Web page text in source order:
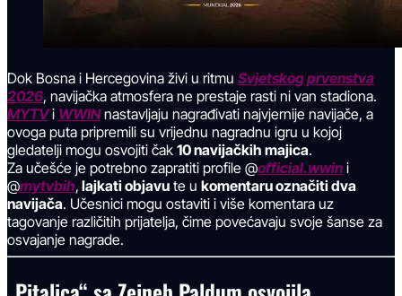
Dok Bosna i Hercegovina živi u ritmu Svjetskog prvenstva
2026, navijačka atmosfera ne prestaje rasti ni van stadiona.
MYTVi WWINnastavljaju nagrađivati najvjernije navijače, a
ovoga puta pripremili su vrijednu nagradnu igru u kojoj
gledatelji mogu osvojiti čak 10 navijačkih majica.
Za učešće je potrebno zapratiti profile @official.wwin i
@mytvbih, lajkati objavu te u komentaru označiti dva
navijača. Učesnici mogu ostaviti i više komentara uz
tagovanje različitih prijatelja, čime povećavaju svoje šanse za
osvajanje nagrade.